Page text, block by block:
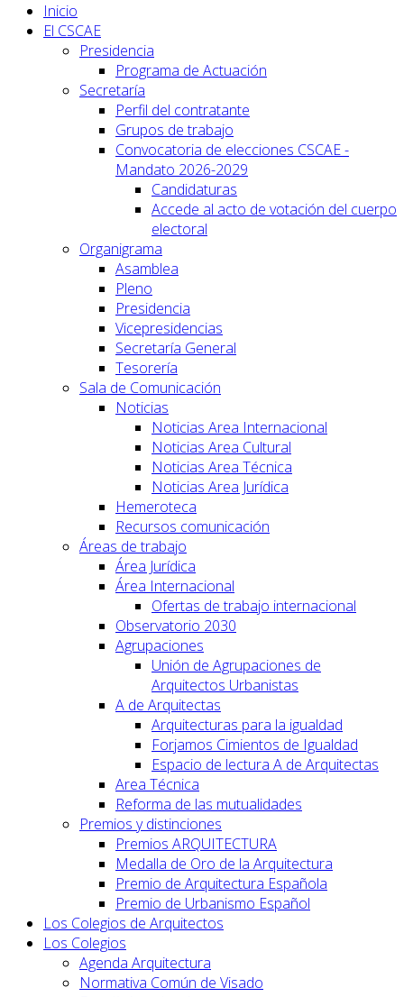
Inicio
El CSCAE
Presidencia
Programa de Actuación
Secretaría
Perfil del contratante
Grupos de trabajo
Convocatoria de elecciones CSCAE -
Mandato 2026-2029
Candidaturas
Accede al acto de votación del cuerpo
electoral
Organigrama
Asamblea
Pleno
Presidencia
Vicepresidencias
Secretaría General
Tesorería
Sala de Comunicación
Noticias
Noticias Area Internacional
Noticias Area Cultural
Noticias Area Técnica
Noticias Area Jurídica
Hemeroteca
Recursos comunicación
Áreas de trabajo
Área Jurídica
Área Internacional
Ofertas de trabajo internacional
Observatorio 2030
Agrupaciones
Unión de Agrupaciones de
Arquitectos Urbanistas
A de Arquitectas
Arquitecturas para la igualdad
Forjamos Cimientos de Igualdad
Espacio de lectura A de Arquitectas
Area Técnica
Reforma de las mutualidades
Premios y distinciones
Premios ARQUITECTURA
Medalla de Oro de la Arquitectura
Premio de Arquitectura Española
Premio de Urbanismo Español
Los Colegios de Arquitectos
Los Colegios
Agenda Arquitectura
Normativa Común de Visado